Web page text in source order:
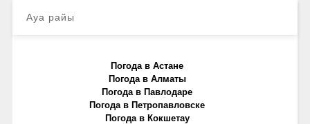
Ауа райы
Погода в Астане
Погода в Алматы
Погода в Павлодаре
Погода в Петропавловске
Погода в Кокшетау